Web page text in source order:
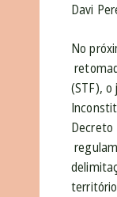
Davi
No
(STF),
Decreto